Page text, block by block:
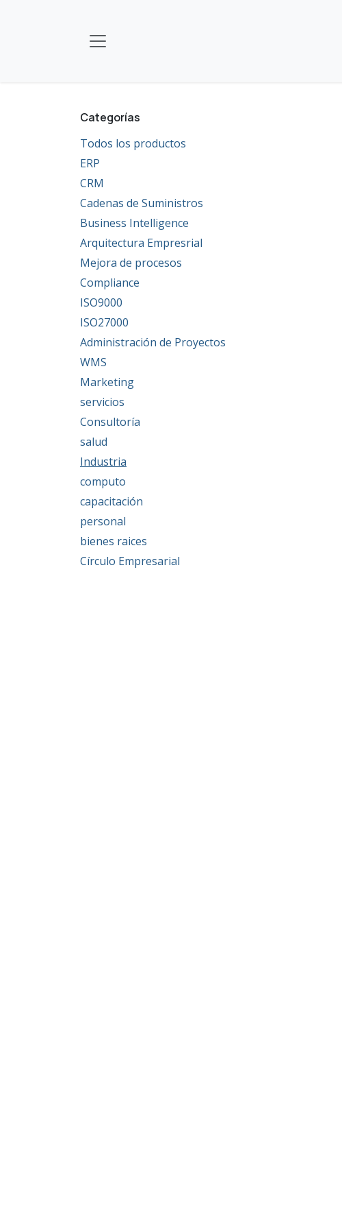
Categorías
Todos los productos
ERP
CRM
Cadenas de Suministros
Business Intelligence
Arquitectura Empresrial
Mejora de procesos
Compliance
ISO9000
ISO27000
Administración de Proyectos
WMS
Marketing
servicios
Consultoría
salud
Industria
computo
capacitación
personal
bienes raices
Círculo Empresarial